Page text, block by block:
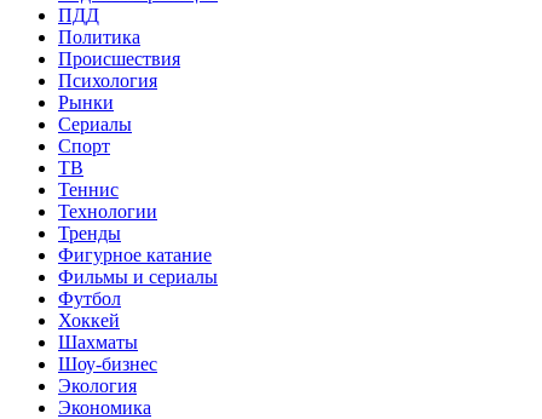
ПДД
Политика
Происшествия
Психология
Рынки
Сериалы
Спорт
ТВ
Теннис
Технологии
Тренды
Фигурное катание
Фильмы и сериалы
Футбол
Хоккей
Шахматы
Шоу-бизнес
Экология
Экономика